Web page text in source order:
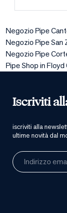
Negozio Pipe
Negozio Pipe San
Negozio Pipe
Pipe Shop in Floyd
Iscriviti
iscriviti alla
ultime novità dal
Indirizzo